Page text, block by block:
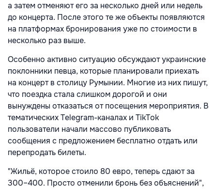
а затем отменяют его за несколько дней или недель
до концерта. После этого те же объекты появляются
на платформах бронирования уже по стоимости в
несколько раз выше.
Особенно активно ситуацию обсуждают украинские
поклонники певца, которые планировали приехать
на концерт в столицу Румынии. Многие из них пишут,
что поездка стала слишком дорогой и они
вынуждены отказаться от посещения мероприятия. В
тематических Telegram-каналах и TikTok
пользователи начали массово публиковать
сообщения с предложением бесплатно отдать или
перепродать билеты.
"Жильё, которое стоило 80 евро, теперь сдают за
300–400. Просто отменили бронь без объяснений",